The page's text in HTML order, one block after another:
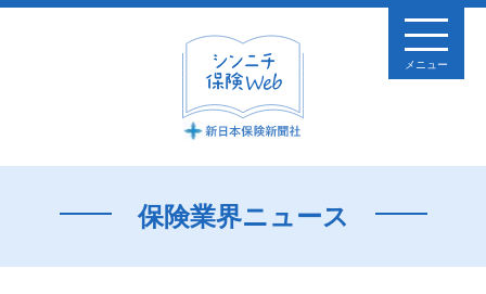
メニュー
保険業界ニュース